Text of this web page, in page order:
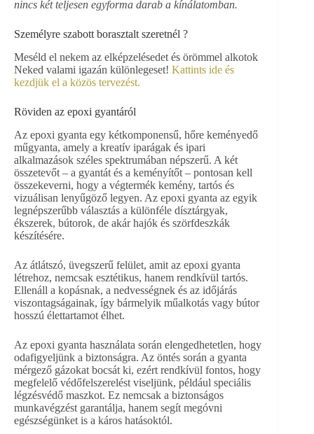
nincs két teljesen egyforma darab a kínálatomban.
Személyre szabott borasztalt szeretnél ?
Meséld el nekem az elképzelésedet és örömmel alkotok
Neked valami igazán különlegeset! Kattints ide és
kezdjük el a közös tervezést.
Röviden az epoxi gyantáról
Az epoxi gyanta egy kétkomponensű, hőre keményedő
műgyanta, amely a kreatív iparágak és ipari
alkalmazások széles spektrumában népszerű. A két
összetevőt – a gyantát és a keményítőt – pontosan kell
összekeverni, hogy a végtermék kemény, tartós és
vizuálisan lenyűgöző legyen. Az epoxi gyanta az egyik
legnépszerűbb választás a különféle dísztárgyak,
ékszerek, bútorok, de akár hajók és szörfdeszkák
készítésére.
Az átlátszó, üvegszerű felület, amit az epoxi gyanta
létrehoz, nemcsak esztétikus, hanem rendkívül tartós.
Ellenáll a kopásnak, a nedvességnek és az időjárás
viszontagságainak, így bármelyik műalkotás vagy bútor
hosszú élettartamot élhet.
Az epoxi gyanta használata során elengedhetetlen, hogy
odafigyeljünk a biztonságra. Az öntés során a gyanta
mérgező gázokat bocsát ki, ezért rendkívül fontos, hogy
megfelelő védőfelszerelést viseljünk, például speciális
légzésvédő maszkot. Ez nemcsak a biztonságos
munkavégzést garantálja, hanem segít megóvni
egészségünket is a káros hatásoktól.